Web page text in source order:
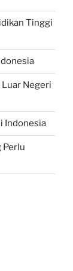
Tinggi
Negeri
Indonesia
Perlu